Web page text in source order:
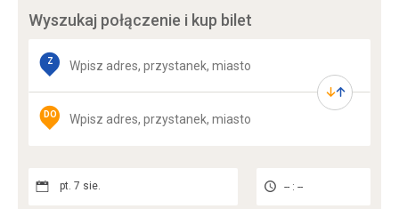
Wyszukaj połączenie i kup bilet
Z
DO
pt. 7 sie. -- : --